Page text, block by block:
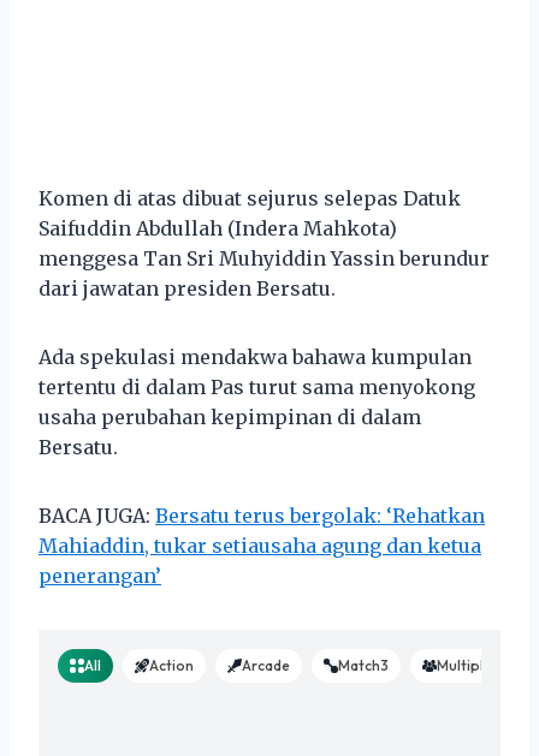
Komen di atas dibuat sejurus selepas Datuk
Saifuddin Abdullah (Indera Mahkota)
menggesa Tan Sri Muhyiddin Yassin berundur
dari jawatan presiden Bersatu.
Ada spekulasi mendakwa bahawa kumpulan
tertentu di dalam Pas turut sama menyokong
usaha perubahan kepimpinan di dalam
Bersatu.
BACA JUGA: Bersatu terus bergolak: ‘Rehatkan
Mahiaddin, tukar setiausaha agung dan ketua
penerangan’